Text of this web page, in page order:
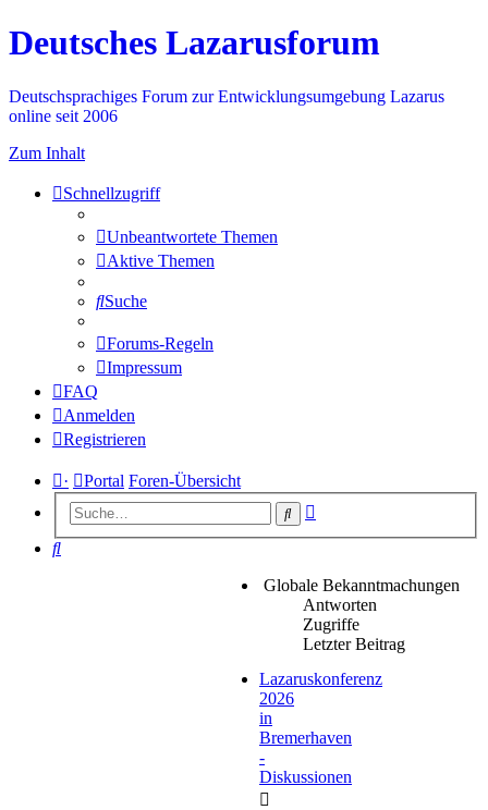
Deutsches Lazarusforum
Deutschsprachiges Forum zur Entwicklungsumgebung Lazarus
online seit 2006
Zum Inhalt
Schnellzugriff
Unbeantwortete Themen
Aktive Themen
Suche
Forums-Regeln
Impressum
FAQ
Anmelden
Registrieren
· Portal Foren-Übersicht
Suche
Suche
Globale Bekanntmachungen
Antworten
Zugriffe
Letzter Beitrag
Lazaruskonferenz
2026
in
Bremerhaven
-
Diskussionen